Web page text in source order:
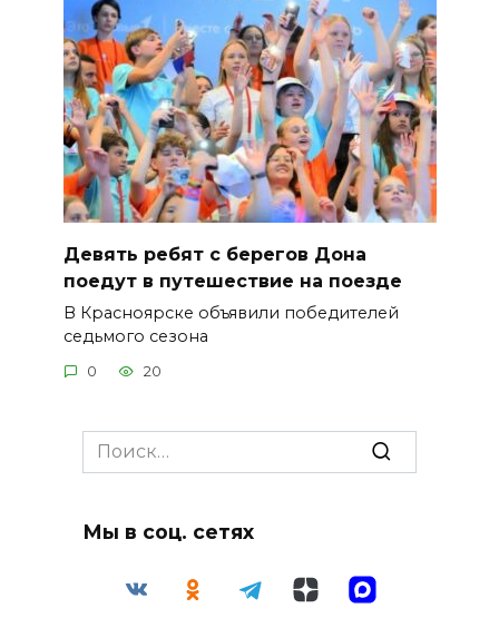
Девять ребят с берегов Дона
поедут в путешествие на поезде
В Красноярске объявили победителей
седьмого сезона
0 20
Search
for:
Мы в соц. сетях